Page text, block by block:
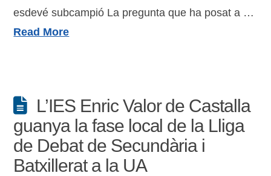
esdevé subcampió La pregunta que ha posat a …
Read More
L’IES Enric Valor de Castalla
guanya la fase local de la Lliga
de Debat de Secundària i
Batxillerat a la UA